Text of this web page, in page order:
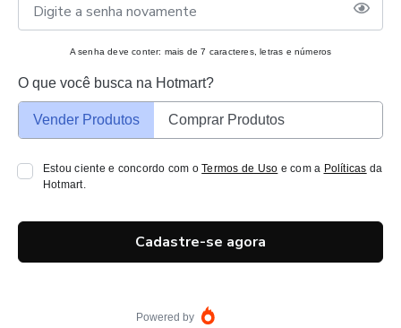
A senha deve conter: mais de 7 caracteres, letras e números
O que você busca na Hotmart?
Vender Produtos Comprar Produtos
Estou ciente e concordo com oTermos de Uso e com a Políticas da
Hotmart.
Cadastre-se agora
Powered by